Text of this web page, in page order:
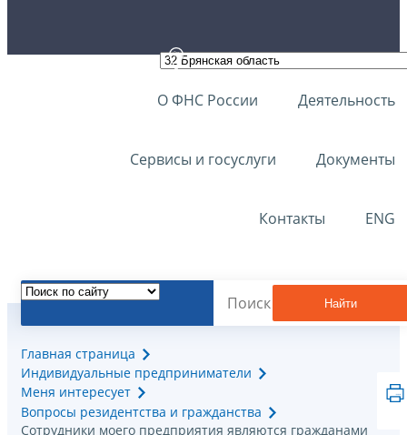
О ФНС России Деятельность
Сервисы и госуслуги Документы
Контакты ENG
Найти
Главная страница
Индивидуальные предприниматели
Меня интересует
Вопросы резидентства и гражданства
Сотрудники моего предприятия являются гражданами